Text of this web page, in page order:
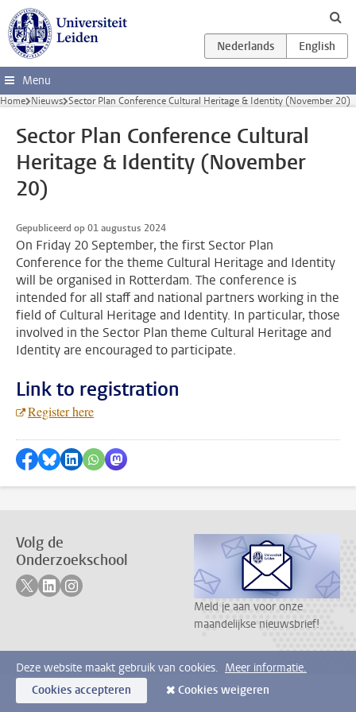
Ga direct naar de inhoud
Menu
Home Nieuws Sector Plan Conference Cultural Heritage & Identity (November 20)
Sector Plan Conference Cultural
Heritage & Identity (November
20)
Gepubliceerd op 01 augustus 2024
On Friday 20 September, the first Sector Plan
Conference for the theme Cultural Heritage and Identity
will be organised in Rotterdam. The conference is
intended for all staff and national partners working in the
field of Cultural Heritage and Identity. In particular, those
involved in the Sector Plan theme Cultural Heritage and
Identity are encouraged to participate.
Link to registration
Register here
Delen op Facebook
Delen via Bluesky
Delen op LinkedIn
???shareWhatsApp???
Delen via Mastodon
Volg de
Onderzoekschool
Volg ons op twitter
Volg ons op linkedin
Volg ons op instagram
Meld je aan voor onze
maandelijkse nieuwsbrief!
Deze website maakt gebruik van cookies. Meer informatie.
Cookies accepteren
Cookies weigeren